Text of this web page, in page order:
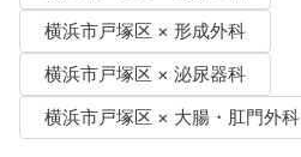
横浜市戸塚区 × 形成外科
横浜市戸塚区 × 泌尿器科
横浜市戸塚区 × 大腸・肛門外科